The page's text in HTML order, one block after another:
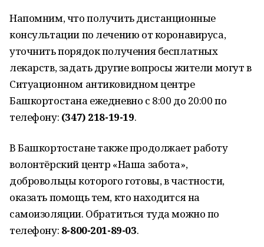
Напомним, что получить дистанционные
консультации по лечению от коронавируса,
уточнить порядок получения бесплатных
лекарств, задать другие вопросы жители могут в
Ситуационном антиковидном центре
Башкортостана ежедневно с 8:00 до 20:00 по
телефону: (347) 218-19-19.
В Башкортостане также продолжает работу
волонтёрский центр «Наша забота»,
добровольцы которого готовы, в частности,
оказать помощь тем, кто находится на
самоизоляции. Обратиться туда можно по
телефону: 8-800-201-89-03.